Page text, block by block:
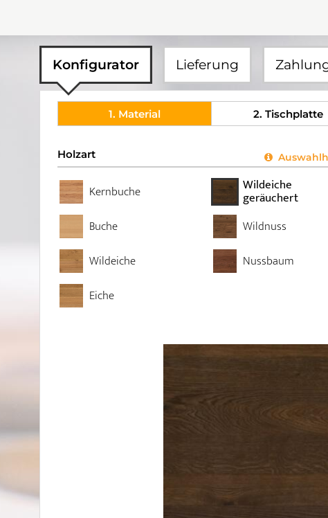
Konfigurator Lieferung
1. Material 2. Tischplatte
Holzart
Kernbuche
Buche
Wildeiche
Eiche
Wildeiche
geräuchert
Wildnuss
Nussbaum